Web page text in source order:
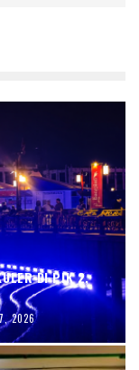
DI PIK 2,
2026